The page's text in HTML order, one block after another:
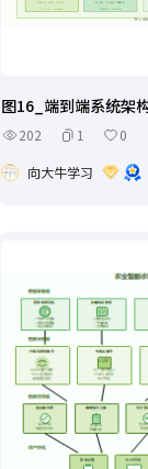
图16_端到端系统架
202 1
0
向大牛学习